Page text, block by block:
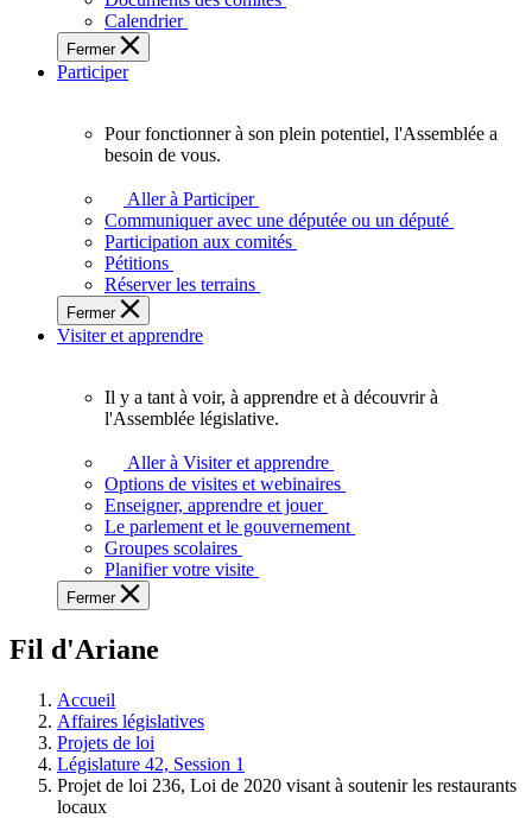
des
Ontariennes
et
Calendrier
Fermer
Participer
plein
potentiel,
l'Assemblée
a
besoin
de
Pour fonctionner à son plein potentiel, l'Assemblée a
besoin de vous.
Aller à Participer
Communiquer avec une députée ou un député
Participation aux comités
Pétitions
Réserver les terrains
Fermer
Visiter et apprendre
voir,
apprendre
et
à
à
législative.
Il y a tant à voir, à apprendre et à découvrir à
l'Assemblée législative.
Aller à Visiter et apprendre
Options de visites et webinaires
Enseigner, apprendre et jouer
Le parlement et le gouvernement
Groupes scolaires
Planifier votre visite
Fermer
Fil d'Ariane
Accueil
Affaires législatives
Projets de loi
Législature 42, Session 1
Projet de loi 236, Loi de 2020 visant à soutenir les restaurants
locaux